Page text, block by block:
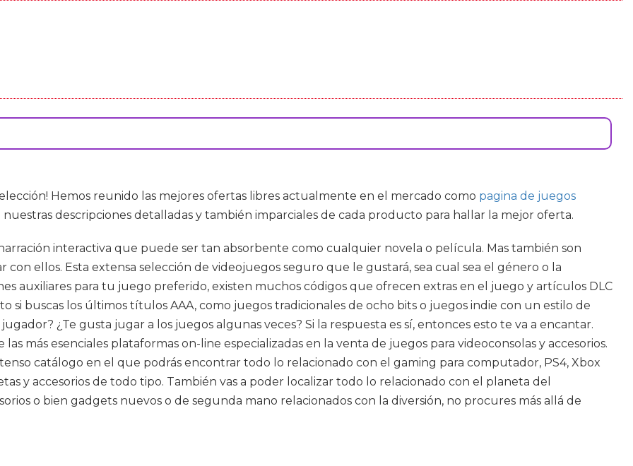
Hemos reunido las mejores ofertas libres actualmente en el mercado como pagina de juegos
nuestras descripciones detalladas y también imparciales de cada producto para hallar la mejor oferta.
interactiva que puede ser tan absorbente como cualquier novela o película. Mas también son
ellos. Esta extensa selección de videojuegos seguro que le gustará, sea cual sea el género o la
auxiliares para tu juego preferido, existen muchos códigos que ofrecen extras en el juego y artículos DLC
si buscas los últimos títulos AAA, como juegos tradicionales de ocho bits o juegos indie con un estilo de
¿Te gusta jugar a los juegos algunas veces? Si la respuesta es sí, entonces esto te va a encantar.
más esenciales plataformas on-line especializadas en la venta de juegos para videoconsolas y accesorios.
catálogo en el que podrás encontrar todo lo relacionado con el gaming para computador, PS4, Xbox
y accesorios de todo tipo. También vas a poder localizar todo lo relacionado con el planeta del
o bien gadgets nuevos o de segunda mano relacionados con la diversión, no procures más allá de